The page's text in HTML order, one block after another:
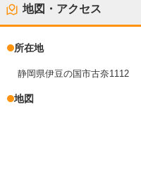
地図・アクセス
所在地
静岡県伊豆の国市古奈1112
地図